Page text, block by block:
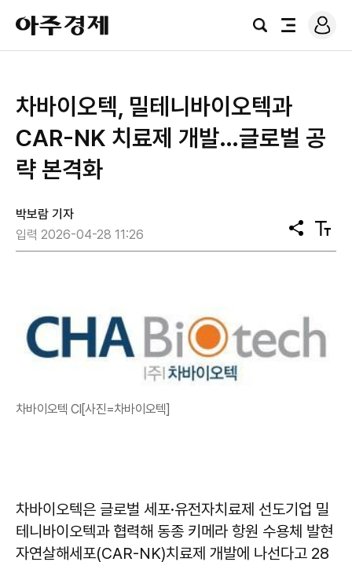
아
주
경
검
전
로
그
차바이오텍, 밀테니바이오텍과
CAR-NK 치료제 개발…글로벌 공
략 본격화
박보람 기자
입력 2026-04-28 11:26
공
유
텍
스
차바이오텍 CI[사진=차바이오텍]
차바이오텍은 글로벌 세포·유전자치료제 선도기업 밀
테니바이오텍과 협력해 동종 키메라 항원 수용체 발현
자연살해세포(CAR-NK)치료제 개발에 나선다고 28